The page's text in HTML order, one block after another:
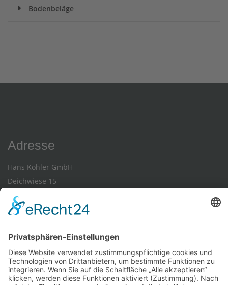
Bodenbeläge
Adresse
Hans Köhler GmbH
Deichwiese 15
36266 Heringen-Widdershausen
Kommunikation
Telefon 06624/919310
E-Mail-Kontakt